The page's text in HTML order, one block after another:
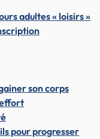
adultes « loisirs »
son corps
pour progresser